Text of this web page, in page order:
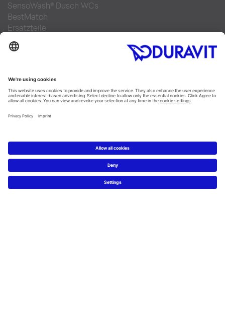
SensoWash® Dusch WCs
BestMatch
Ersatzteile
Bad Planung
Materialien im Bad
6 Schritte zu Ihrem Traumbad
Badausstellung finden
Service
Nachhaltigkeit
Job & Karriere
FAQs